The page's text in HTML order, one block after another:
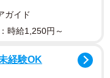
ガイド
時給1,250円～
経験OK